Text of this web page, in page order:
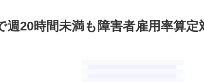
週20時間未満も障害者雇用率算定